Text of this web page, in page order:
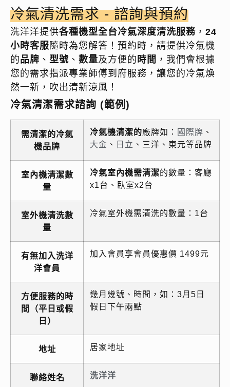
冷氣清洗需求 - 諮詢與預約
洗洋洋提供各種機型全台冷氣深度清洗服務 ， 24
小時客服隨時為您解答！預約時，請提供冷氣機
的品牌 、 型號 、 數量及方便的 時間 ，我們會根據
您的需求指派專業師傅到府服務，讓您的冷氣煥
然一新，吹出清新涼風！
冷氣清潔需求諮詢 (範例)
需清潔的冷氣
機品牌
冷氣機清潔的廠牌如： 國際牌 、
大金 、 日立 、三洋、東元等品牌
室內機清潔數
量
冷氣室內機需清潔的數量：客廳
x1台、臥室x2台
室外機清洗數
量
冷氣室外機需清洗的數量：1台
有無加入洗洋
洋會員
加入會員享會員優惠價 1499元
方便服務的時
間（平日或假
日）
幾月幾號、時間，如：3月5日
假日下午兩點
地址 居家地址
聯絡姓名 洗洋洋